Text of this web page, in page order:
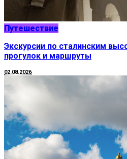
Путешествие
Экскурсии по сталинским
прогулок и маршруты
02.08.2026